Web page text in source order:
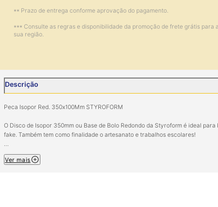
** Prazo de entrega conforme aprovação do pagamento.
*** Consulte as regras e disponibilidade da promoção de frete grátis para
sua região.
Descrição
Peca Isopor Red. 350x100Mm STYROFORM
O Disco de Isopor 350mm ou Base de Bolo Redondo da Styroform é ideal para
fake. Também tem como finalidade o artesanato e trabalhos escolares!
Composição: Poliestireno
Tamanho: 250Mm x 100Mm
Ver mais